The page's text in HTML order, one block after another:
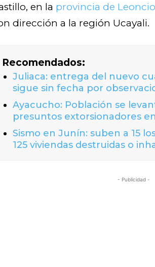
en la provincia de
dirección a la región Ucayali.
Recomendados:
Juliaca: entrega del nuevo
sigue sin fecha por
Ayacucho: Población se
presuntos extorsionadores
Sismo en Junín: suben a 15
125 viviendas destruidas o
- Publicidad -